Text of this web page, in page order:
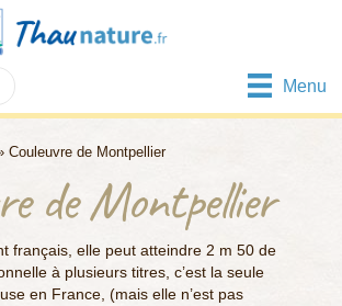
Menu
Couleuvre de Montpellier
de Montpellier
français, elle peut atteindre 2 m 50 de
à plusieurs titres, c’est la seule
en France, (mais elle n’est pas